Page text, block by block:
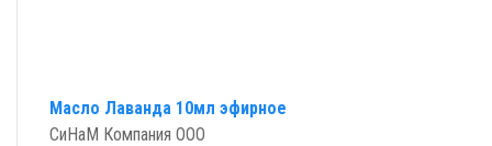
Масло Лаванда 10мл эфирное
СиНаМ Компания ООО